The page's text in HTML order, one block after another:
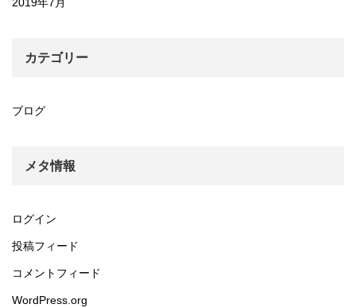
2019年7月
カテゴリー
ブログ
メタ情報
ログイン
投稿フィード
コメントフィード
WordPress.org